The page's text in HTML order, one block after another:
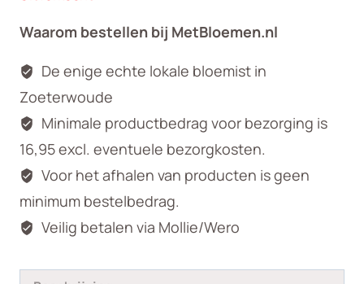
Waarom bestellen bij MetBloemen.nl
De enige echte lokale bloemist in
Zoeterwoude
Minimale productbedrag voor bezorging is
16,95 excl. eventuele bezorgkosten.
Voor het afhalen van producten is geen
minimum bestelbedrag.
Veilig betalen via Mollie/Wero